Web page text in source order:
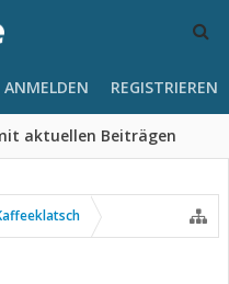
aktuellen Beiträgen
ANMELDEN REGISTRIEREN